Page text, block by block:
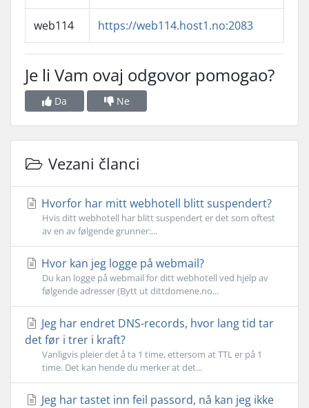
web114 https://web114.host1.no:2083
Je li Vam ovaj odgovor pomogao?
Da Ne
Vezani članci
Hvorfor har mitt webhotell blitt suspendert?
Hvis ditt webhotell har blitt suspendert er det som oftest
av en av følgende grunner:...
Hvor kan jeg logge på webmail?
Du kan logge på webmail for ditt webhotell ved hjelp av
følgende adresser (Bytt ut dittdomene.no...
Jeg har endret DNS-records, hvor lang tid tar
det før i trer i kraft?
Vanligvis pleier det å ta 1 time, ettersom at TTL er på 1
time. Det kan hende du merker at det...
Jeg har tastet inn feil passord, nå kan jeg ikke